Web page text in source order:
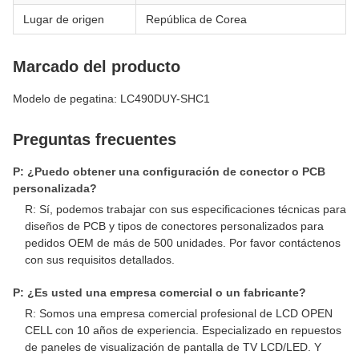
Lugar de origen República de Corea
Marcado del producto
Modelo de pegatina: LC490DUY-SHC1
Preguntas frecuentes
P: ¿Puedo obtener una configuración de conector o PCB
personalizada?
R: Sí, podemos trabajar con sus especificaciones técnicas para
diseños de PCB y tipos de conectores personalizados para
pedidos OEM de más de 500 unidades. Por favor contáctenos
con sus requisitos detallados.
P: ¿Es usted una empresa comercial o un fabricante?
R: Somos una empresa comercial profesional de LCD OPEN
CELL con 10 años de experiencia. Especializado en repuestos
de paneles de visualización de pantalla de TV LCD/LED. Y